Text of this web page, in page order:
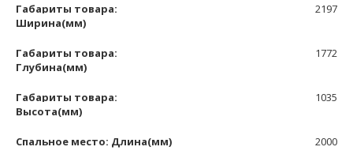
Габариты товара:
Ширина(мм)
2197
Габариты товара:
Глубина(мм)
1772
Габариты товара:
Высота(мм)
1035
Спальное место: Длина(мм) 2000